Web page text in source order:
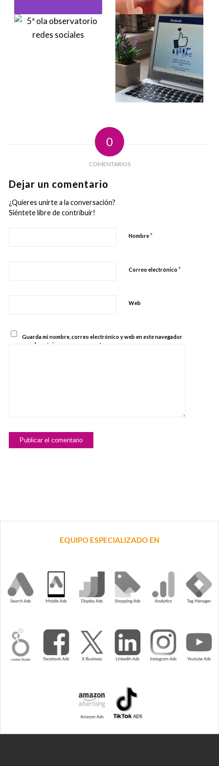
0
COMENTARIOS
Dejar un comentario
¿Quieres unirte a la conversación?
Siéntete libre de contribuir!
Nombre*
Correo electrónico *
Web
Guarda mi nombre, correo electrónico y web en este navegador
para la próxima vez que comente.
EQUIPO ESPECIALIZADO EN